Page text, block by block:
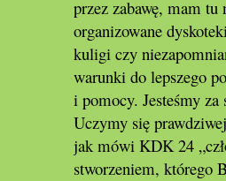
przez zabawę, mam
organizowane
kuligi czy
warunki do lepszego
i pomocy. Jesteśmy
Uczymy się
jak mówi KDK 24
stworzeniem, którego